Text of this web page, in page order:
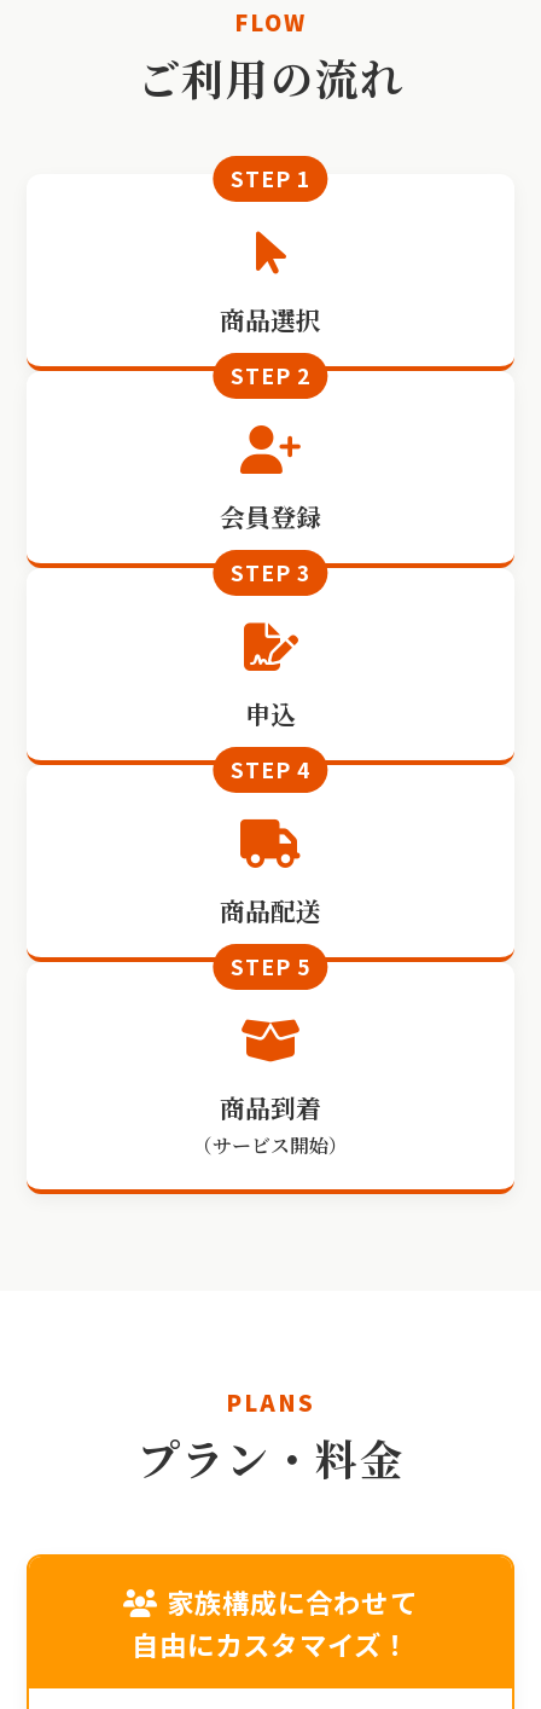
FLOW
ご利用の流れ
商品選択
会員登録
申込
商品配送
商品到着
（サービス開始）
PLANS
プラン・料金
家族構成に合わせて
自由にカスタマイズ！